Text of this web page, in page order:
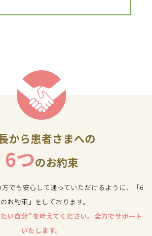
から患者さまへの
6つのお約束
でも安心して通っていただけるように、「6
お約束」をしております。
い自分”を叶えてください。全力でサポート
いたします。